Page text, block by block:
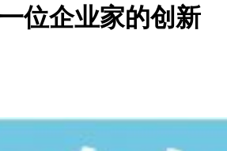
位企业家的创新